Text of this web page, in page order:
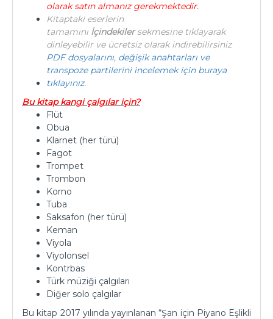
olarak satın almanız gerekmektedir.
Kitaptaki eserlerin
tamamını İçindekilersekmesine tıklayarak
dinleyebilir ve ücretsiz olarak indirebilirsiniz
PDF dosyalarını, değişik anahtarları ve
transpoze partilerini incelemek için buraya
tıklayınız.
Bu kitap kangi çalgılar için?
Flüt
Obua
Klarnet (her türü)
Fagot
Trompet
Trombon
Korno
Tuba
Saksafon (her türü)
Keman
Viyola
Viyolonsel
Kontrbas
Türk müziği çalgıları
Diğer solo çalgılar
Bu kitap 2017 yılında yayınlanan “Şan için Piyano Eşlikli